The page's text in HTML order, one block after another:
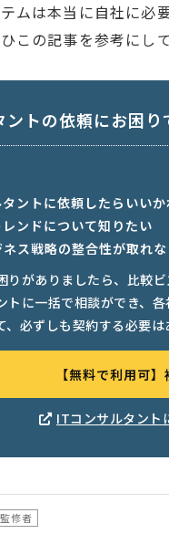
テムは本当に自社に
この記事を参考にし
トの依頼にお困り
ントに依頼したらいい
ンドについて知りたい
ス戦略の整合性が取れ
りがありましたら、比較
トに一括で相談ができ、
、必ずしも契約する必要
【無料で利用可
ITコンサルタント
監修者